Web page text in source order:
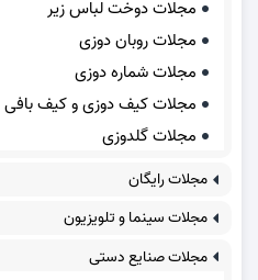
مجلات دوخت لباس زیر
مجلات روبان دوزی
مجلات شماره دوزی
مجلات کیف دوزی و کیف بافی
مجلات گلدوزی
مجلات رایگان
مجلات سینما و تلویزیون
مجلات صنایع دستی